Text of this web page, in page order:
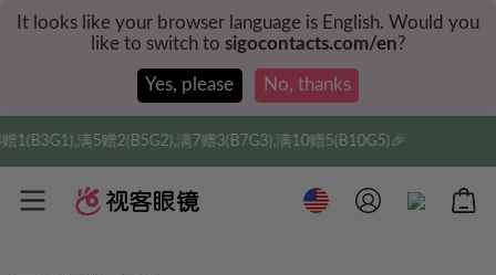
It looks like your browser language is English. Would you
like to switch to sigocontacts.com/en?
Yes, please No, thanks
满7赠3(B7G3),满10赠5(B10G5)🎉 实付满$35全